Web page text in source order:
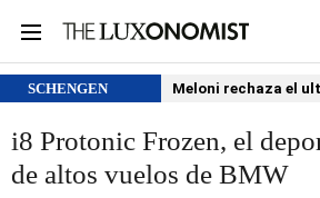
SCHENGEN Meloni rechaza el
i8 Protonic Frozen, el
de altos vuelos de BMW